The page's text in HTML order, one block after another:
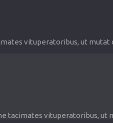
vituperatoribus, ut mutat
tacimates vituperatoribus, ut